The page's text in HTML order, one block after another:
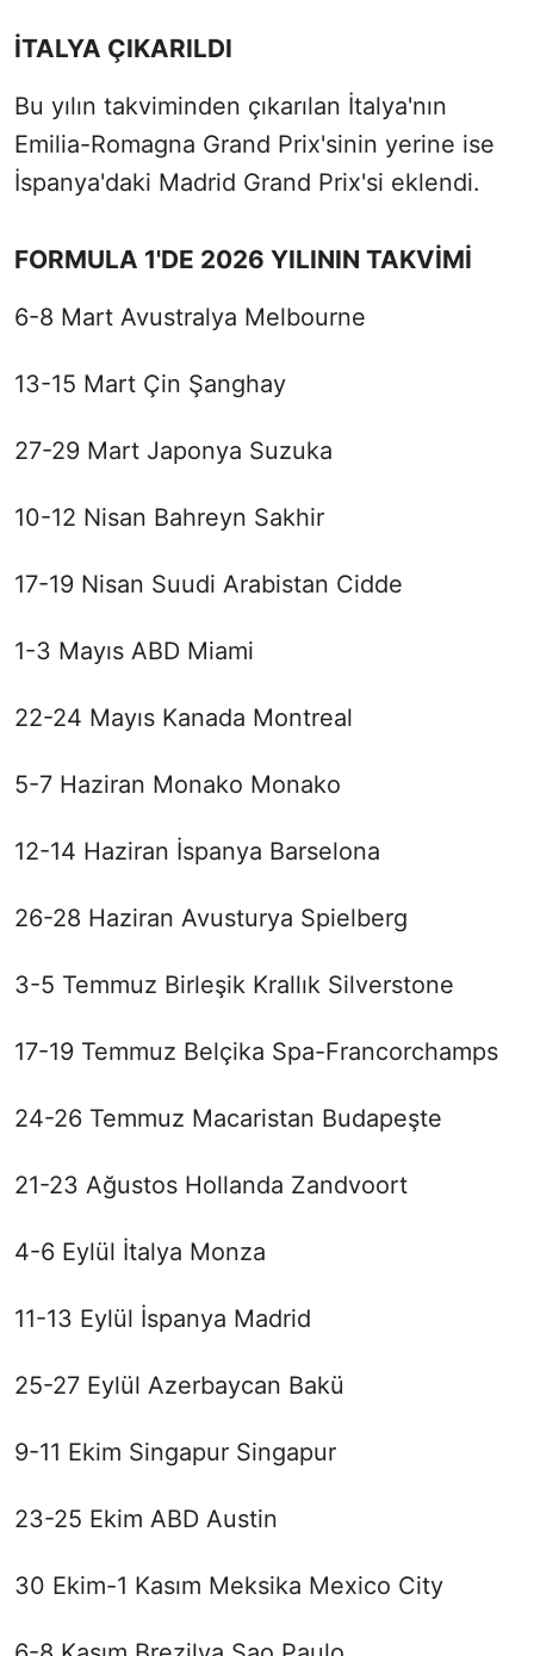
İTALYA ÇIKARILDI
Bu yılın takviminden çıkarılan İtalya'nın
Emilia-Romagna Grand Prix'sinin yerine ise
İspanya'daki Madrid Grand Prix'si eklendi.
FORMULA 1'DE 2026 YILININ TAKVİMİ
6-8 Mart Avustralya Melbourne
13-15 Mart Çin Şanghay
27-29 Mart Japonya Suzuka
10-12 Nisan Bahreyn Sakhir
17-19 Nisan Suudi Arabistan Cidde
1-3 Mayıs ABD Miami
22-24 Mayıs Kanada Montreal
5-7 ​​Haziran Monako Monako
12-14 Haziran İspanya Barselona
26-28 Haziran Avusturya Spielberg
3-5 Temmuz Birleşik Krallık Silverstone
17-19 Temmuz Belçika Spa-Francorchamps
24-26 Temmuz Macaristan Budapeşte
21-23 Ağustos Hollanda Zandvoort
4-6 Eylül İtalya Monza
11-13 Eylül İspanya Madrid
25-27 Eylül Azerbaycan Bakü
9-11 Ekim Singapur Singapur
23-25 Ekim ABD Austin
30 Ekim-1 Kasım Meksika Mexico City